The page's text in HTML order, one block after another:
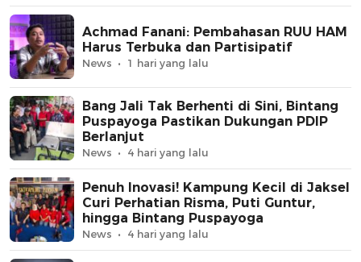
Achmad Fanani: Pembahasan RUU HAM
Harus Terbuka dan Partisipatif
News 1 hari yang lalu
Bang Jali Tak Berhenti di Sini, Bintang
Puspayoga Pastikan Dukungan PDIP
Berlanjut
News 4 hari yang lalu
Penuh Inovasi! Kampung Kecil di Jaksel
Curi Perhatian Risma, Puti Guntur,
hingga Bintang Puspayoga
News 4 hari yang lalu